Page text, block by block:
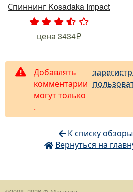
Спиннинг Kosadaka Impact
. . .
цена 3434
Добавлять
комментарии
могут только
.
К списку
Вернуться на